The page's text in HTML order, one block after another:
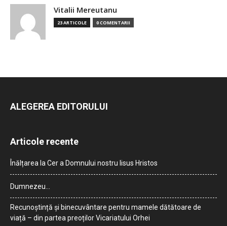
Vitalii Mereutanu
23 ARTICOLE 0 COMENTARII
ALEGEREA EDITORULUI
Articole recente
Înălțarea la Cer a Domnului nostru Iisus Hristos
Dumnezeu…
Recunoștință și binecuvântare pentru mamele dătătoare de
viață – din partea preoților Vicariatului Orhei